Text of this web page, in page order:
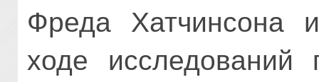
Фреда Хатчинсона
ходе исследований